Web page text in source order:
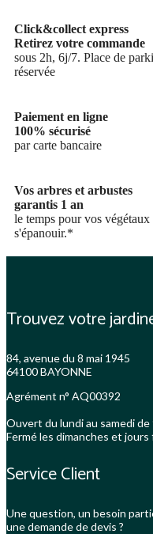
Click&collect express
Retirez votre commande
sous 2h, 6j/7. Place de
réservée
Paiement en ligne
100% sécurisé
par carte bancaire
Vos arbres et arbustes
garantis 1 an
le temps pour vos végétaux
s'épanouir.*
Trouvez votre
84, avenue du 8 mai 1945
64100 BAYONNE
Agrément n° AQ00392
Ouvert du lundi au samedi
Fermé les dimanches et jours
Service Client
Une question, un besoin
une demande de devis ?